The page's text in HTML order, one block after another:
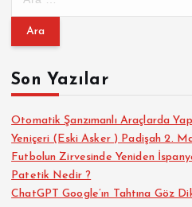
m
:Son Yazılar
Otomatik Şanzımanlı Araçlarda
Yeniçeri (Eski Asker ) Padişah 2.
Futbolun Zirvesinde Yeniden
Patetik Nedir ?
ChatGPT Google’ın Tahtına Göz